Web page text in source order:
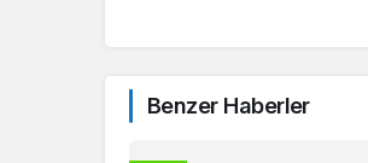
Benzer Haberler